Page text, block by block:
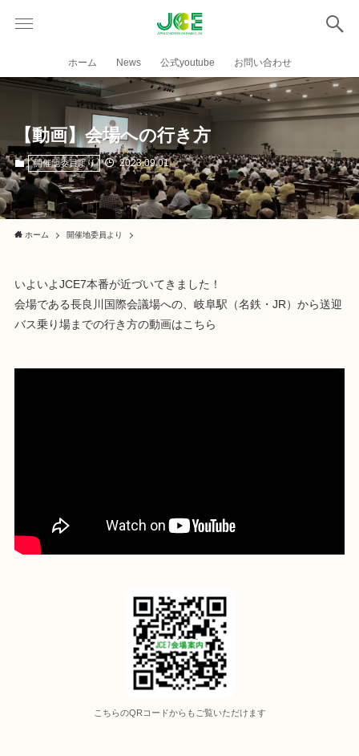
ホーム News 公式youtube お問い合わせ
【動画】会場への行き方
開催地委員より 2023.09.01
ホーム 開催地委員より
いよいよJCE7本番が近づいてきました！
会場である長良川国際会議場への、岐阜駅（名鉄・JR）から送迎
バス乗り場までの行き方の動画はこちら
こちらのQRコードからもご覧いただけます